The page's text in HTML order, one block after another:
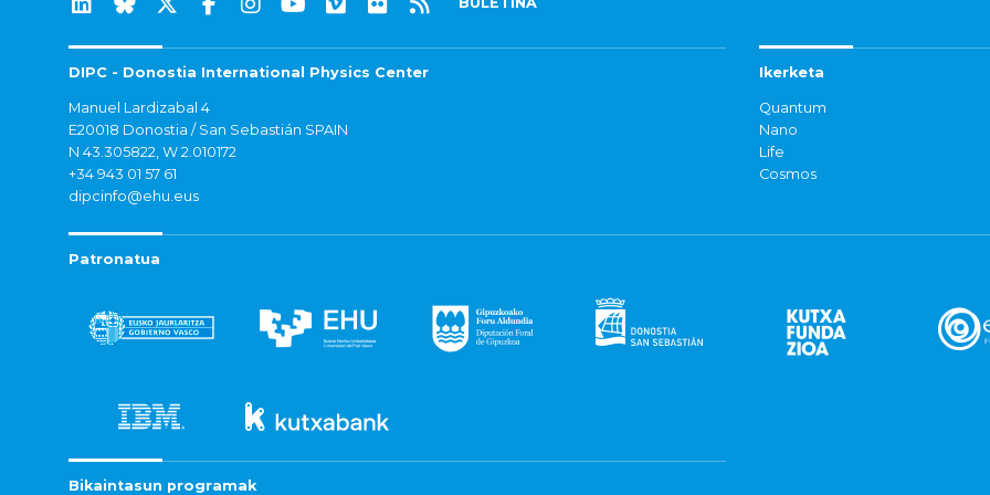
DIPC - Donostia International Physics Center
Manuel Lardizabal 4
E20018 Donostia / San Sebastián SPAIN
N 43.305822, W 2.010172
+34 943 01 57 61
dipcinfo@ehu.eus
Ikerketa
Quantum
Nano
Life
Cosmos
Patronatua
Bikaintasun programak